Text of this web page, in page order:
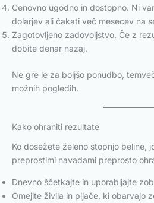
Cenovno ugodno in dostopno. Ni
dolarjev ali čakati več mesecev na
Zagotovljeno zadovoljstvo. Če z
dobite denar nazaj.
Ne gre le za boljšo ponudbo,
možnih pogledih.
Kako ohraniti rezultate
Ko dosežete želeno stopnjo beline,
preprostimi navadami preprosto
Dnevno ščetkajte in uporabljajte
Omejite živila in pijače, ki obarvajo